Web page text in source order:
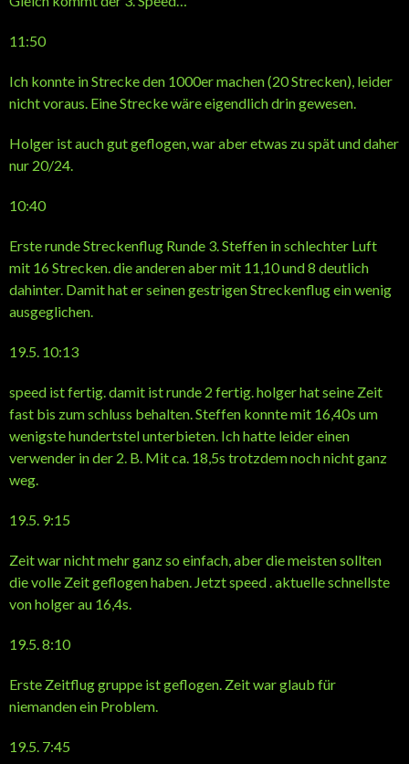
11:50
Ich konnte in Strecke den 1000er machen (20 Strecken), leider
nicht voraus. Eine Strecke wäre eigendlich drin gewesen.
Holger ist auch gut geflogen, war aber etwas zu spät und daher
nur 20/24.
10:40
Erste runde Streckenflug Runde 3. Steffen in schlechter Luft
mit 16 Strecken. die anderen aber mit 11,10 und 8 deutlich
dahinter. Damit hat er seinen gestrigen Streckenflug ein wenig
ausgeglichen.
19.5. 10:13
speed ist fertig. damit ist runde 2 fertig. holger hat seine Zeit
fast bis zum schluss behalten. Steffen konnte mit 16,40s um
wenigste hundertstel unterbieten. Ich hatte leider einen
verwender in der 2. B. Mit ca. 18,5s trotzdem noch nicht ganz
weg.
19.5. 9:15
Zeit war nicht mehr ganz so einfach, aber die meisten sollten
die volle Zeit geflogen haben. Jetzt speed . aktuelle schnellste
von holger au 16,4s.
19.5. 8:10
Erste Zeitflug gruppe ist geflogen. Zeit war glaub für
niemanden ein Problem.
19.5. 7:45